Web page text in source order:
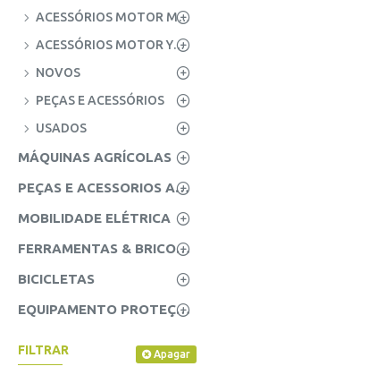
ACESSÓRIOS MOTOR MITSUBISHI
ACESSÓRIOS MOTOR YANMAR
NOVOS
PEÇAS E ACESSÓRIOS
USADOS
MÁQUINAS AGRÍCOLAS
PEÇAS E ACESSORIOS AGRICOLAS
MOBILIDADE ELÉTRICA
FERRAMENTAS & BRICOLAGE
BICICLETAS
EQUIPAMENTO PROTEÇÃO INDIVIDUAL (EPI'S)
FILTRAR Apagar